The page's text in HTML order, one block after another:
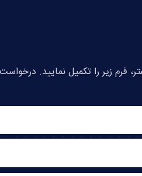
فرم زیر را تکمیل نمایید.